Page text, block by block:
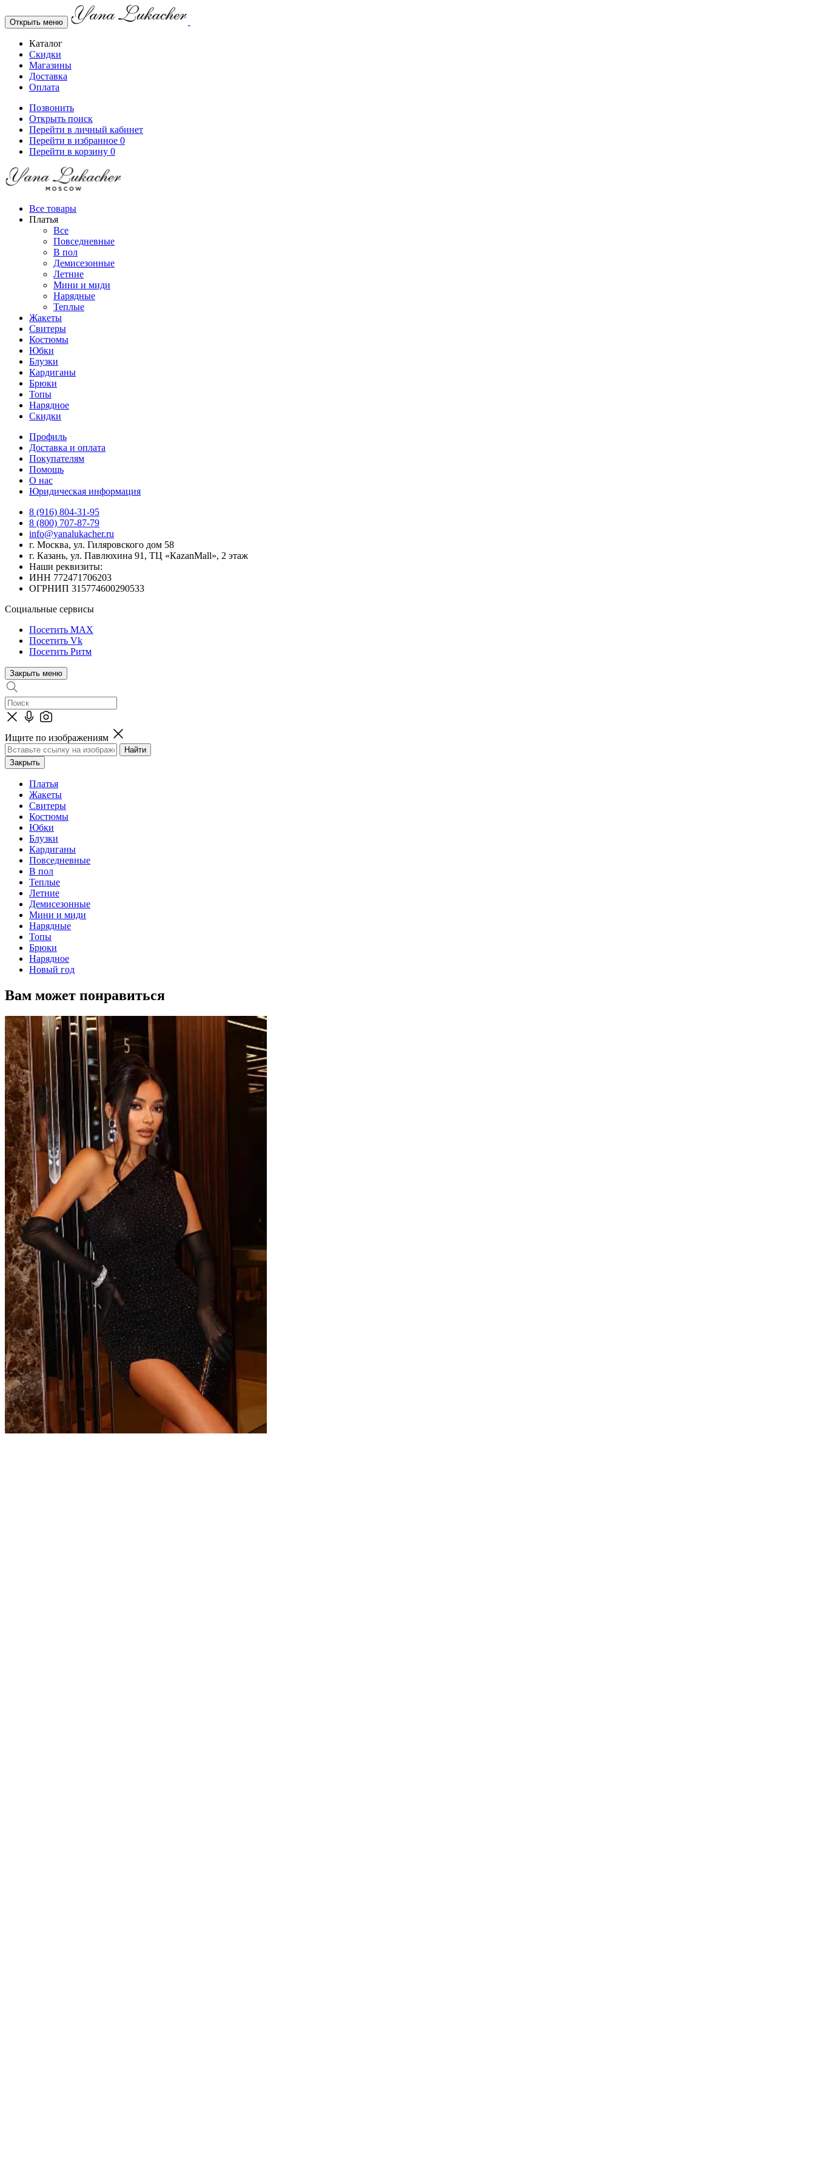
Открыть меню
Каталог
Скидки
Магазины
Доставка
Оплата
Позвонить
Открыть поиск
Перейти в личный кабинет
Перейти в избранное 0
Перейти в корзину 0
Все товары
Платья
Все
Повседневные
В пол
Демисезонные
Летние
Мини и миди
Нарядные
Теплые
Жакеты
Свитеры
Костюмы
Юбки
Блузки
Кардиганы
Брюки
Топы
Нарядное
Скидки
Профиль
Доставка и оплата
Покупателям
Помощь
О нас
Юридическая информация
8 (916) 804-31-95
8 (800) 707-87-79
info@yanalukacher.ru
г. Москва, ул. Гиляровского дом 58
г. Казань, ул. Павлюхина 91, ТЦ «КazanMall», 2 этаж
Наши реквизиты:
ИНН 772471706203
ОГРНИП 315774600290533
Социальные сервисы
Посетить MAX
Посетить Vk
Посетить Ритм
Закрыть меню
Ищите по изображениям
Закрыть
Платья
Жакеты
Свитеры
Костюмы
Юбки
Блузки
Кардиганы
Повседневные
В пол
Теплые
Летние
Демисезонные
Мини и миди
Нарядные
Топы
Брюки
Нарядное
Новый год
Вам может понравиться